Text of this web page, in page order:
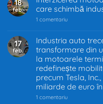
18
feb.
care schimbă
1 comentariula
termice
în
UE
–
Decizia
care
schimbă
industria
auto
17
feb.
Industria auto
transformare din
la motoarele
redefinește
precum Tesla,
miliarde de euro
1 comentariula